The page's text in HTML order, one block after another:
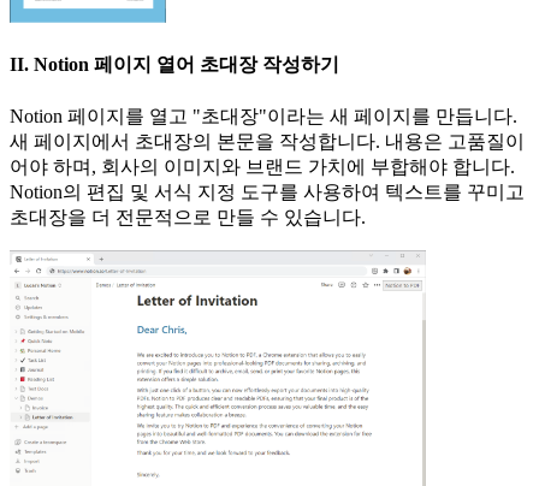
II. Notion 페이지 열어 초대장 작성하기
Notion 페이지를 열고 "초대장"이라는 새 페이지를 만듭니다.
새 페이지에서 초대장의 본문을 작성합니다. 내용은 고품질이
어야 하며, 회사의 이미지와 브랜드 가치에 부합해야 합니다.
Notion의 편집 및 서식 지정 도구를 사용하여 텍스트를 꾸미고
초대장을 더 전문적으로 만들 수 있습니다.